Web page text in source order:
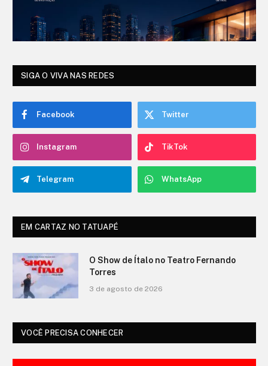
SIGA O VIVA NAS REDES
Facebook Twitter
Instagram TikTok
Telegram WhatsApp
EM CARTAZ NO TATUAPÉ
O Show de Ítalo no Teatro Fernando
Torres
3 de agosto de 2026
VOCÊ PRECISA CONHECER